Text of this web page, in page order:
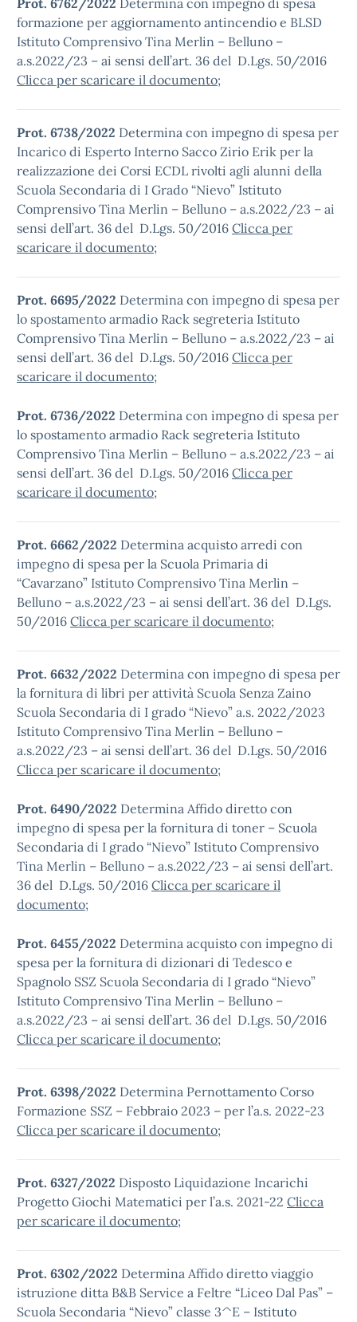
Prot. 6762/2022 Determina con impegno di spesa
formazione per aggiornamento antincendio e BLSD
Istituto Comprensivo Tina Merlin – Belluno –
a.s.2022/23 – ai sensi dell’art. 36 del D.Lgs. 50/2016
Clicca per scaricare il documento;
Prot. 6738/2022 Determina con impegno di spesa per
Incarico di Esperto Interno Sacco Zirio Erik per la
realizzazione dei Corsi ECDL rivolti agli alunni della
Scuola Secondaria di I Grado “Nievo” Istituto
Comprensivo Tina Merlin – Belluno – a.s.2022/23 – ai
sensi dell’art. 36 del D.Lgs. 50/2016 Clicca per
scaricare il documento;
Prot. 6695/2022 Determina con impegno di spesa per
lo spostamento armadio Rack segreteria Istituto
Comprensivo Tina Merlin – Belluno – a.s.2022/23 – ai
sensi dell’art. 36 del D.Lgs. 50/2016 Clicca per
scaricare il documento;
Prot. 6736/2022 Determina con impegno di spesa per
lo spostamento armadio Rack segreteria Istituto
Comprensivo Tina Merlin – Belluno – a.s.2022/23 – ai
sensi dell’art. 36 del D.Lgs. 50/2016 Clicca per
scaricare il documento;
Prot. 6662/2022 Determina acquisto arredi con
impegno di spesa per la Scuola Primaria di
“Cavarzano” Istituto Comprensivo Tina Merlin –
Belluno – a.s.2022/23 – ai sensi dell’art. 36 del D.Lgs.
50/2016 Clicca per scaricare il documento;
Prot. 6632/2022 Determina con impegno di spesa per
la fornitura di libri per attività Scuola Senza Zaino
Scuola Secondaria di I grado “Nievo” a.s. 2022/2023
Istituto Comprensivo Tina Merlin – Belluno –
a.s.2022/23 – ai sensi dell’art. 36 del D.Lgs. 50/2016
Clicca per scaricare il documento;
Prot. 6490/2022 Determina Affido diretto con
impegno di spesa per la fornitura di toner – Scuola
Secondaria di I grado “Nievo” Istituto Comprensivo
Tina Merlin – Belluno – a.s.2022/23 – ai sensi dell’art.
36 del D.Lgs. 50/2016 Clicca per scaricare il
documento;
Prot. 6455/2022 Determina acquisto con impegno di
spesa per la fornitura di dizionari di Tedesco e
Spagnolo SSZ Scuola Secondaria di I grado “Nievo”
Istituto Comprensivo Tina Merlin – Belluno –
a.s.2022/23 – ai sensi dell’art. 36 del D.Lgs. 50/2016
Clicca per scaricare il documento;
Prot. 6398/2022 Determina Pernottamento Corso
Formazione SSZ – Febbraio 2023 – per l’a.s. 2022-23
Clicca per scaricare il documento;
Prot. 6327/2022 Disposto Liquidazione Incarichi
Progetto Giochi Matematici per l’a.s. 2021-22 Clicca
per scaricare il documento;
Prot. 6302/2022 Determina Affido diretto viaggio
istruzione ditta B&B Service a Feltre “Liceo Dal Pas” –
Scuola Secondaria “Nievo” classe 3^E – Istituto